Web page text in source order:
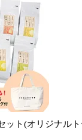
ット(オリジナル